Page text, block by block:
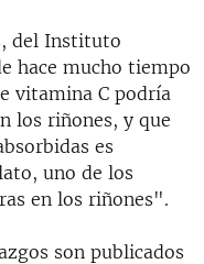
del Instituto
hace mucho tiempo
vitamina C podría
los riñones, y que
es
uno de los
en los riñones".
son publicados